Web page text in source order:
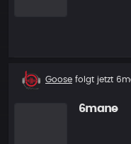
Neuer
Goose folgt jetzt
6mane